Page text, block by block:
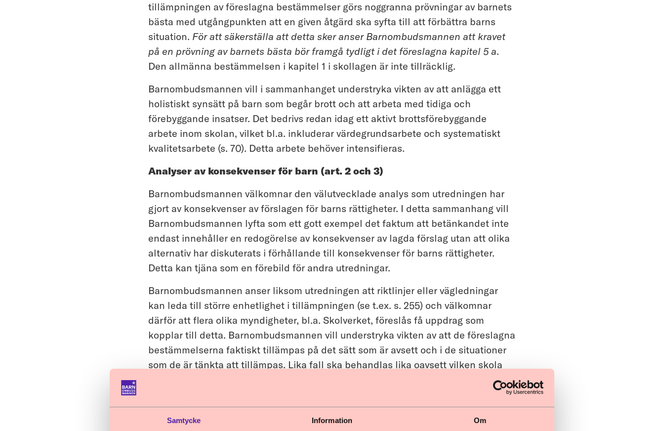
Samtycke Information Om
tillämpningen av föreslagna bestämmelser görs noggranna prövningar av barnets
bästa med utgångpunkten att en given åtgärd ska syfta till att förbättra barns
situation. För att säkerställa att detta sker anser Barnombudsmannen att kravet
på en prövning av barnets bästa bör framgå tydligt i det föreslagna kapitel 5 a.
Den allmänna bestämmelsen i kapitel 1 i skollagen är inte tillräcklig.
Barnombudsmannen vill i sammanhanget understryka vikten av att anlägga ett
holistiskt synsätt på barn som begår brott och att arbeta med tidiga och
förebyggande insatser. Det bedrivs redan idag ett aktivt brottsförebyggande
arbete inom skolan, vilket bl.a. inkluderar värdegrundsarbete och systematiskt
kvalitetsarbete (s. 70). Detta arbete behöver intensifieras.
Analyser av konsekvenser för barn (art. 2 och 3)
Barnombudsmannen välkomnar den välutvecklade analys som utredningen har
gjort av konsekvenser av förslagen för barns rättigheter. I detta sammanhang vill
Barnombudsmannen lyfta som ett gott exempel det faktum att betänkandet inte
endast innehåller en redogörelse av konsekvenser av lagda förslag utan att olika
alternativ har diskuterats i förhållande till konsekvenser för barns rättigheter.
Detta kan tjäna som en förebild för andra utredningar.
Barnombudsmannen anser liksom utredningen att riktlinjer eller vägledningar
kan leda till större enhetlighet i tillämpningen (se t.ex. s. 255) och välkomnar
därför att flera olika myndigheter, bl.a. Skolverket, föreslås få uppdrag som
kopplar till detta. Barnombudsmannen vill understryka vikten av att de föreslagna
bestämmelserna faktiskt tillämpas på det sätt som är avsett och i de situationer
som de är tänkta att tillämpas. Lika fall ska behandlas lika oavsett vilken skola
som gärningen inträffat på och i vilken regi som skolan drivs. Vidare måste det
fördomar om kön, etniskt ursprung, funktionsnedsättning eller dylikt inte styr vem
som blir föremål för kroppsvisitation eller polisanmälan. Den brottsliga